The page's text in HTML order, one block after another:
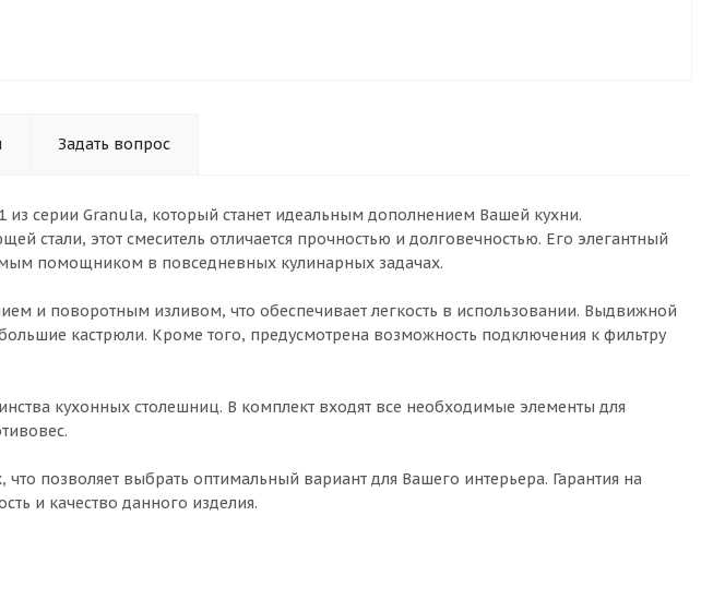
Задать вопрос
из серии Granula, который станет идеальным дополнением Вашей кухни.
стали, этот смеситель отличается прочностью и долговечностью. Его элегантный
помощником в повседневных кулинарных задачах.
и поворотным изливом, что обеспечивает легкость в использовании. Выдвижной
кастрюли. Кроме того, предусмотрена возможность подключения к фильтру
кухонных столешниц. В комплект входят все необходимые элементы для
что позволяет выбрать оптимальный вариант для Вашего интерьера. Гарантия на
и качество данного изделия.